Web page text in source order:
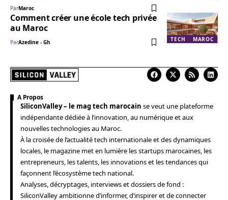
ParMaroc
TECH MAROC
Comment créer une école tech privée
au Maroc
ParAzedine - Gh
A Propos
SiliconValley – le mag tech marocain se veut une plateforme
indépendante dédiée à l’innovation, au numérique et aux
nouvelles technologies au Maroc.
À la croisée de l’actualité tech internationale et des dynamiques
locales, le magazine met en lumière les startups marocaines, les
entrepreneurs, les talents, les innovations et les tendances qui
façonnent l’écosystème tech national.
Analyses, décryptages, interviews et dossiers de fond :
SiliconValley ambitionne d’informer, d’inspirer et de connecter